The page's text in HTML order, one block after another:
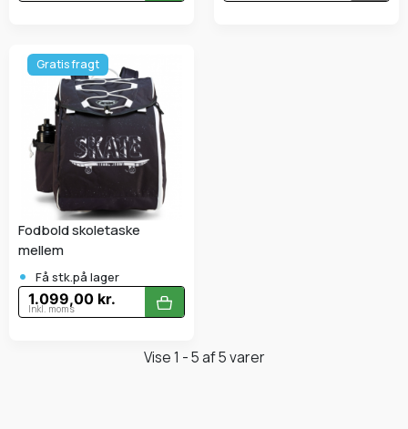
Gratis fragt
Fodbold skoletaske
mellem
• Få stk.på lager
1.099,00 kr.
Inkl. moms
Vise 1 - 5 af 5 varer